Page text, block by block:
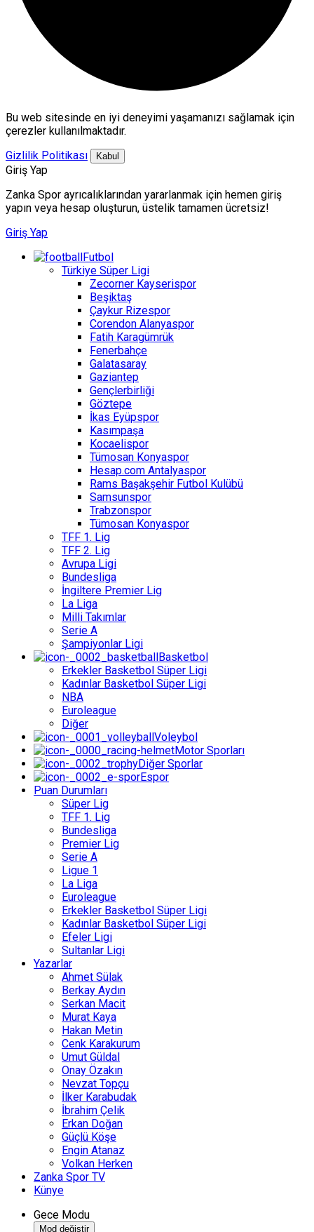
Bu web sitesinde en iyi deneyimi yaşamanızı sağlamak için
çerezler kullanılmaktadır.
Gizlilik Politikası
Kabul
Giriş Yap
Zanka Spor ayrıcalıklarından yararlanmak için hemen giriş
yapın veya hesap oluşturun, üstelik tamamen ücretsiz!
Giriş Yap
Futbol
Türkiye Süper Ligi
Zecorner Kayserispor
Beşiktaş
Çaykur Rizespor
Corendon Alanyaspor
Fatih Karagümrük
Fenerbahçe
Galatasaray
Gaziantep
Gençlerbirliği
Göztepe
İkas Eyüpspor
Kasımpaşa
Kocaelispor
Tümosan Konyaspor
Hesap.com Antalyaspor
Rams Başakşehir Futbol Kulübü
Samsunspor
Trabzonspor
Tümosan Konyaspor
TFF 1. Lig
TFF 2. Lig
Avrupa Ligi
Bundesliga
İngiltere Premier Lig
La Liga
Milli Takımlar
Serie A
Şampiyonlar Ligi
Basketbol
Erkekler Basketbol Süper Ligi
Kadınlar Basketbol Süper Ligi
NBA
Euroleague
Diğer
Voleybol
Motor Sporları
Diğer Sporlar
Espor
Puan Durumları
Süper Lig
TFF 1. Lig
Bundesliga
Premier Lig
Serie A
Ligue 1
La Liga
Euroleague
Erkekler Basketbol Süper Ligi
Kadınlar Basketbol Süper Ligi
Efeler Ligi
Sultanlar Ligi
Yazarlar
Ahmet Sülak
Berkay Aydın
Serkan Macit
Murat Kaya
Hakan Metin
Cenk Karakurum
Umut Güldal
Onay Özakın
Nevzat Topçu
İlker Karabudak
İbrahim Çelik
Erkan Doğan
Güçlü Köşe
Engin Atanaz
Volkan Herken
Zanka Spor TV
Künye
Gece Modu
Mod değiştir